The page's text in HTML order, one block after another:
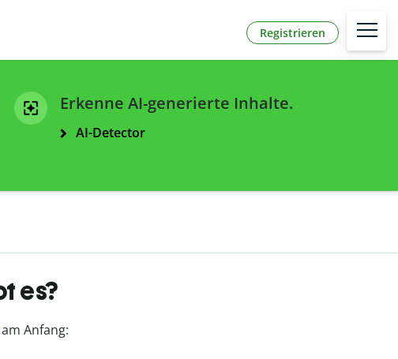
Registrieren
Erkenne AI-generierte Inhalte.
AI-Detector
es?
Anfang: